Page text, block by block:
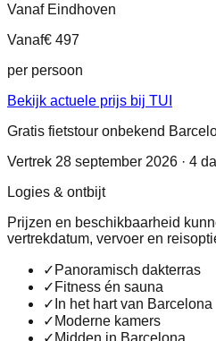
Vanaf Eindhoven
Vanaf€ 497
per persoon
Bekijk actuele prijs bij TUI
Gratis fietstour onbekend
Vertrek 28 september 2026 · 4
Logies & ontbijt
Prijzen en beschikbaarheid
vertrekdatum, vervoer en
✓ Panoramisch dakterras
✓ Fitness én sauna
✓ In het hart van Barcelona
✓ Moderne kamers
✓ Midden in Barcelona